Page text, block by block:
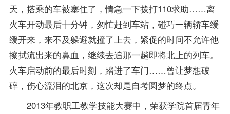
天，搭乘的车被塞住了，情急一下拨打110求助……离
火车开动最后十分钟，匆忙赶到车站，碰巧一辆轿车缓
缓开来，来不及躲避就撞了上去，紧促的时间不允许他
擦拭流出来的鼻血，继续去追那一趟即将北上的列车。
火车启动前的最后时刻，踏进了车门……曾让梦想破
碎，伤心流泪的北京，这次却是自考圆梦的终点。
2013年教职工教学技能大赛中，荣获学院首届青年